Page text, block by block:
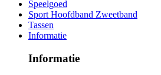
Speelgoed
Sport Hoofdband Zweetband
Tassen
Informatie
Informatie